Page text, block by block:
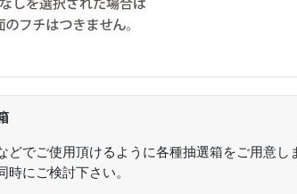
どでご使用頂けるように各種抽選箱をご用意し
にご検討下さい。